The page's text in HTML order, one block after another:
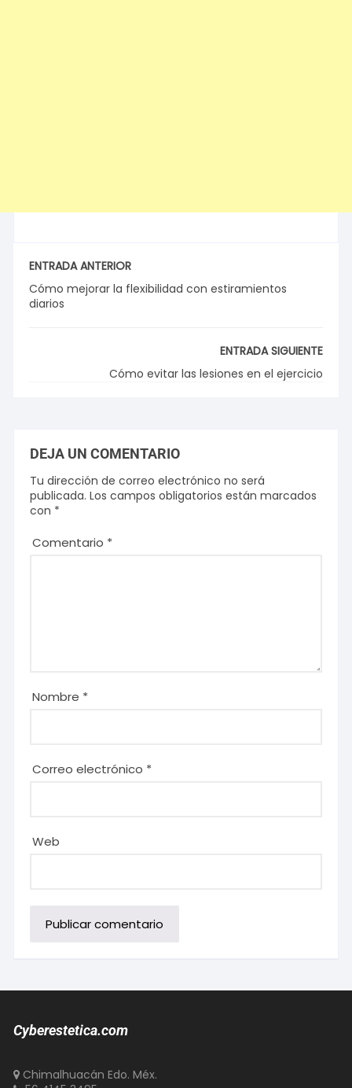
ENTRADA ANTERIOR
Cómo mejorar la flexibilidad con estiramientos
diarios
ENTRADA SIGUIENTE
Cómo evitar las lesiones en el ejercicio
DEJA UN COMENTARIO
Tu dirección de correo electrónico no será
publicada. Los campos obligatorios están marcados
con *
Comentario *
Nombre *
Correo electrónico *
Web
Cyberestetica.com
Chimalhuacán Edo. Méx.